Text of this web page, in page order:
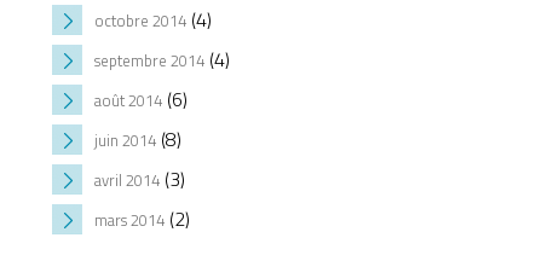
octobre 2014(4)
septembre 2014(4)
août 2014(6)
juin 2014(8)
avril 2014(3)
mars 2014(2)